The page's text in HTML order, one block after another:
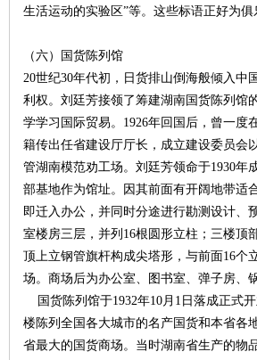
生活运动的实验区”等。这些标语正好为
（六）国货陈列馆
20世纪30年代初，日货排山倒海般倾入
利权。刘廷芳接领了筹建湖南国货陈列馆
学学习国际贸易。1926年回国后，曾一度
籍传出任省建设厅厅长，成立建设委员会
管湖南模范劝工场。刘廷芳领命于1930
部基地作为馆址。因其前面有开阔地带适
即迁入办公，并同时分途进行勘测设计、
室楼房三层，并列16根圆形立柱；三楼顶
顶上立钢管旗杆构成尖塔形，与前面16个
场。商场后为办公室、图书室、弹子房、
国货陈列馆于1932年10月1日落成正式
楼陈列全国各大城市的名产国货和本省各
省最大的国货商场。当时湖南省生产的物